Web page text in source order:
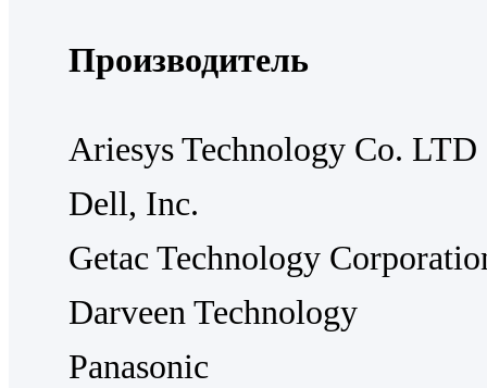
Производитель
Ariesys Technology Co. LTD
Dell, Inc.
Getac Technology
Darveen Technology
Panasonic